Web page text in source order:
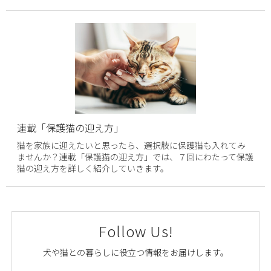
連載「保護猫の迎え方」
猫を家族に迎えたいと思ったら、選択肢に保護猫も入れてみ
ませんか？連載「保護猫の迎え方」では、７回にわたって保護
猫の迎え方を詳しく紹介していきます。
Follow Us!
犬や猫との暮らしに役立つ情報をお届けします。